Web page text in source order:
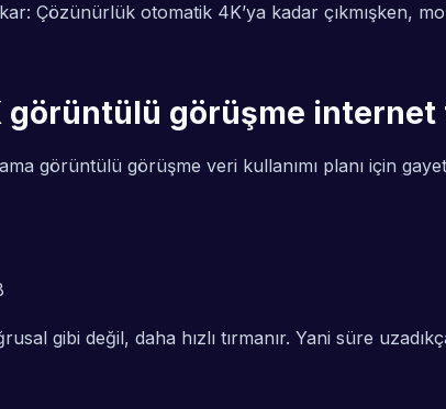
Çözünürlük otomatik 4K’ya kadar çıkmışken,
görüntülü görüşme
görüntülü görüşme veri kullanımı planı için
gibi değil, daha hızlı tırmanır. Yani süre